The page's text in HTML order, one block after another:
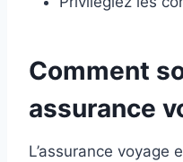
Comment
assurance
L’assurance voyage